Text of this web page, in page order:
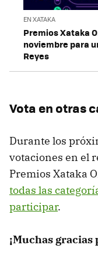
EN XATAKA
Premios Xataka
noviembre para
Reyes
Vota en otras
Durante los
votaciones en el
Premios Xataka
todas las
participar.
¡Muchas